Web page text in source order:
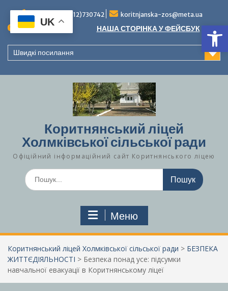
вмісту
Тел./факс (0312)730742 koritnjanska-zos@meta.ua
Повідомлення: НАША СТОРІНКА У ФЕЙСБУК
Швидкі посилання
Коритнянський ліцей
Холмківської сільської ради
Офіційний інформаційний сайт Коритнянського ліцею
Шукати:
Меню
Коритнянський ліцей Холмківської сільської ради > БЕЗПЕКА
ЖИТТЄДІЯЛЬНОСТІ > Безпека понад усе: підсумки
навчальної евакуації в Коритнянському ліцеї
UK